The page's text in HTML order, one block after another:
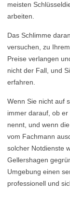
meisten
arbeiten.
Das Schlimme
versuchen, zu
Preise verlangen
nicht der Fall, und
erfahren.
Wenn Sie nicht auf
immer darauf, ob
nennt, und wenn
vom Fachmann
solcher Notdienste
Gellershagen
Umgebung einen
professionell und